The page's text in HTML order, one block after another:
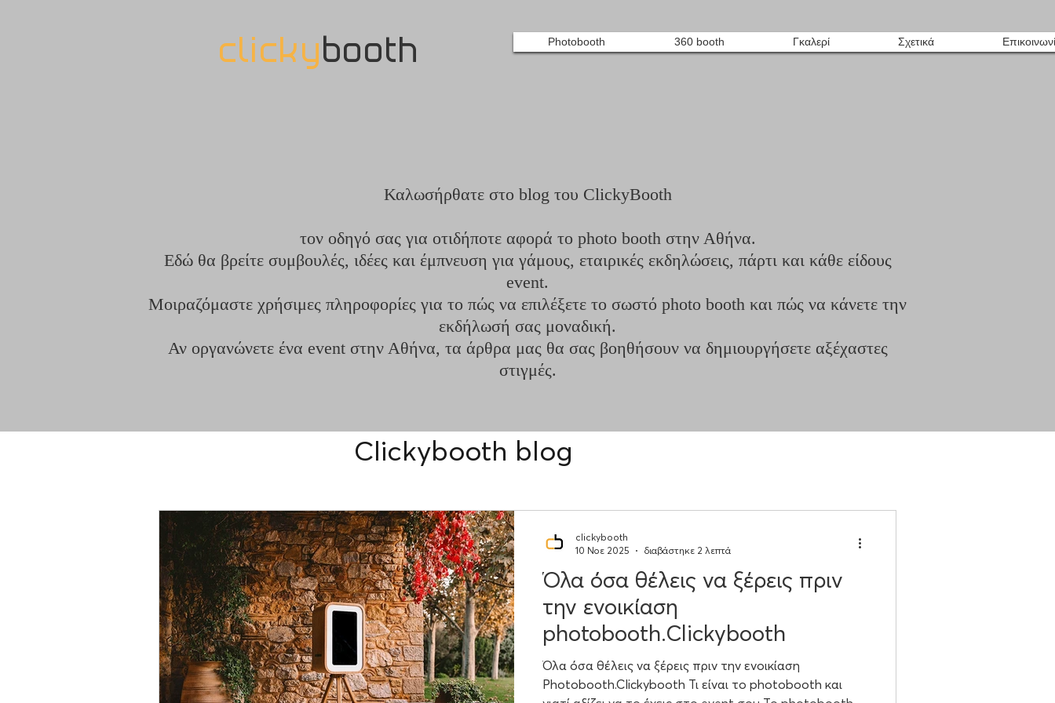
clickybooth Photobooth 360 booth Γκαλερί Σχετικά
Καλωσήρθατε στο blog του ClickyBooth
τον οδηγό σας για οτιδήποτε αφορά το photo booth στην Αθήνα.
Εδώ θα βρείτε συμβουλές, ιδέες και έμπνευση για γάμους, εταιρικές εκδηλώσεις, πάρτι και κάθε είδους
event.
Μοιραζόμαστε χρήσιμες πληροφορίες για το πώς να επιλέξετε το σωστό photo booth και πώς να κάνετε την
εκδήλωσή σας μοναδική.
Αν οργανώνετε ένα event στην Αθήνα, τα άρθρα μας θα σας βοηθήσουν να δημιουργήσετε αξέχαστες
στιγμές.
Όλα όσα θέλεις να ξέρεις πριν
την ενοικίαση
photobooth.Clickybooth
Όλα όσα θέλεις να ξέρεις πριν την ενοικίαση
Photobooth.Clickybooth Τι είναι το photobooth και
clickybooth
10 Νοε 2025
διαβάστηκε 2 λεπτά
Clickybooth blog